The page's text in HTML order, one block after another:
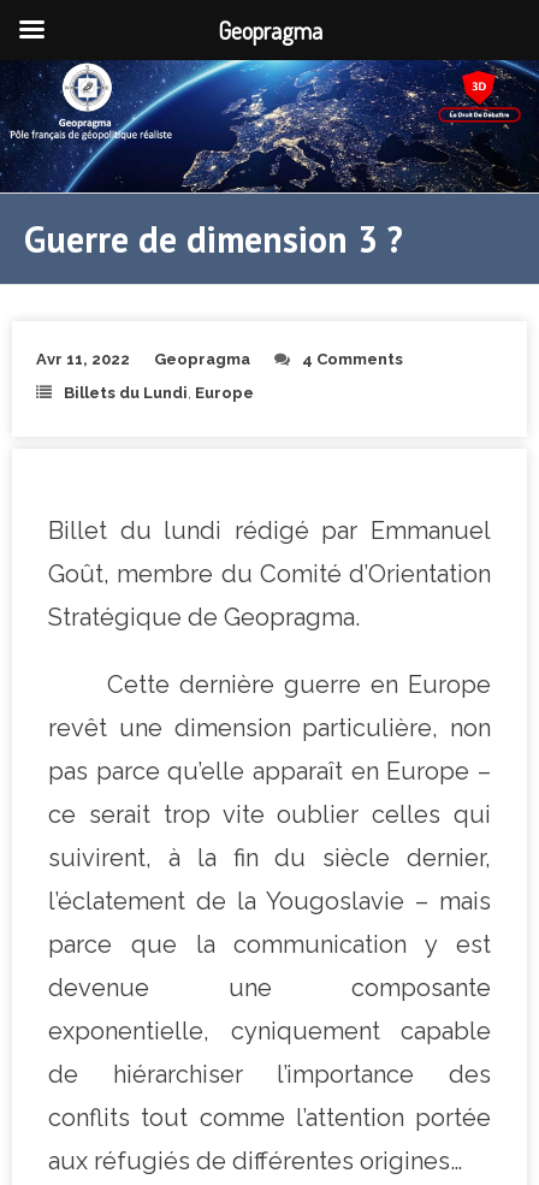
Guerre de dimension 3 ?
Avr 11, 2022 Geopragma
4 Comments
Billets du Lundi Europe
Billet du lundi rédigé par Emmanuel
Goût, membre du Comité d’Orientation
Stratégique de Geopragma.
Cette dernière guerre en Europe
revêt une dimension particulière, non
pas parce qu’elle apparaît en Europe –
ce serait trop vite oublier celles qui
suivirent, à la fin du siècle dernier,
l’éclatement de la Yougoslavie – mais
parce que la communication y est
devenue une composante
exponentielle, cyniquement capable
de hiérarchiser l’importance des
conflits tout comme l’attention portée
aux réfugiés de différentes origines…
Geopragma